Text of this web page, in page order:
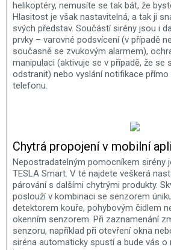
helikoptéry, nemusíte se tak bát, že
Hlasitost je však nastavitelná, a tak ji
svých představ. Součástí sirény jsou i
prvky – varovné podsvícení (v případě
současně se zvukovým alarmem),
manipulaci (aktivuje se v případě, že se
odstranit) nebo vyslání notifikace
telefonu.
Chytrá propojení v mobilní
Nepostradatelným pomocníkem sirény
TESLA Smart. V té najdete veškerá
párování s dalšími chytrými produkty.
poslouží v kombinaci se senzorem
detektorem kouře, pohybovým čidlem
okenním senzorem. Při zaznamenání
senzoru, například při otevření okna
siréna automaticky spustí a bude vás o